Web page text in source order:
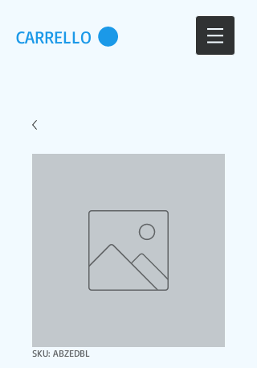
CARRELLO
SKU: ABZEDBL